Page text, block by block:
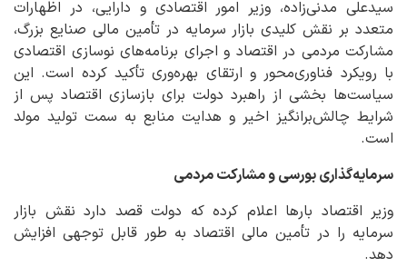
سیدعلی مدنی‌زاده، وزیر امور اقتصادی و دارایی، در اظهارات
متعدد بر نقش کلیدی بازار سرمایه در تأمین مالی صنایع بزرگ،
مشارکت مردمی در اقتصاد و اجرای برنامه‌های نوسازی اقتصادی
با رویکرد فناوری‌محور و ارتقای بهره‌وری تأکید کرده است. این
سیاست‌ها بخشی از راهبرد دولت برای بازسازی اقتصاد پس از
شرایط چالش‌برانگیز اخیر و هدایت منابع به سمت تولید مولد
است.
سرمایه‌گذاری بورسی و مشارکت مردمی
وزیر اقتصاد بارها اعلام کرده که دولت قصد دارد نقش بازار
سرمایه را در تأمین مالی اقتصاد به طور قابل توجهی افزایش
دهد.